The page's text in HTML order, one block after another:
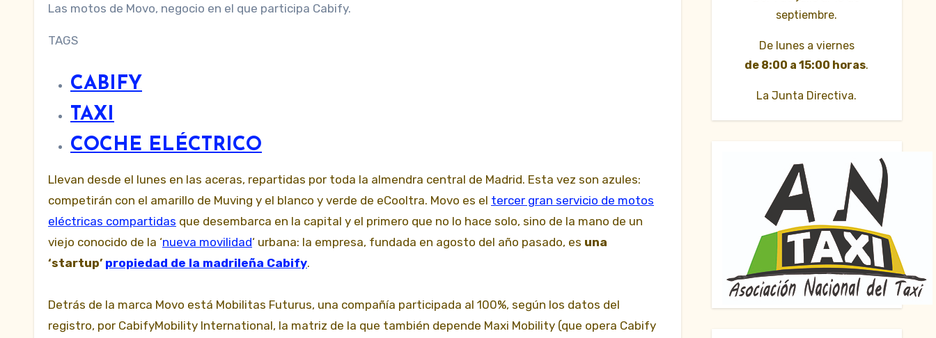
Las motos de Movo, negocio en el que participa Cabify.
TAGS
CABIFY
TAXI
COCHE ELÉCTRICO
Llevan desde el lunes en las aceras, repartidas por toda la almendra central de Madrid. Esta vez son azules:
competirán con el amarillo de Muving y el blanco y verde de eCooltra. Movo es el tercer gran servicio de motos
eléctricas compartidas que desembarca en la capital y el primero que no lo hace solo, sino de la mano de un
viejo conocido de la ‘nueva movilidad‘ urbana: la empresa, fundada en agosto del año pasado, es una
‘startup’ propiedad de la madrileña Cabify.
Detrás de la marca Movo está Mobilitas Futurus, una compañía participada al 100%, según los datos del
registro, por CabifyMobility International, la matriz de la que también depende Maxi Mobility (que opera Cabify
septiembre.
De lunes a viernes
de 8:00 a 15:00 horas.
La Junta Directiva.